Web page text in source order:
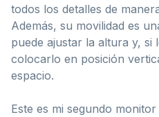
todos los detalles de
Además, su movilidad es
puede ajustar la altura y, si
colocarlo en posición
espacio.
Este es mi segundo